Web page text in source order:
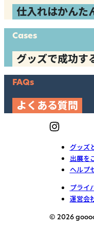
仕入れはかんた
Cases
グッズで成功す
FAQs
よくある質問
グッズ
出展を
ヘルプ
プライ
運営会
© 2026